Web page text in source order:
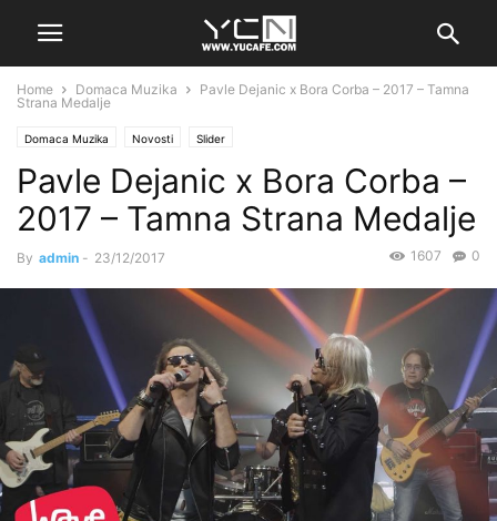
Home Domaca Muzika
Pavle Dejanic x Bora Corba – 2017 – Tamna
Strana Medalje
Domaca Muzika Novosti Slider
Pavle Dejanic x Bora Corba –
2017 – Tamna Strana Medalje
By admin - 23/12/2017 0
1607